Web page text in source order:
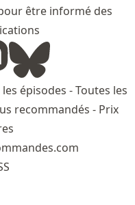
être informé des
les épisodes -Toutes les
recommandés - Prix